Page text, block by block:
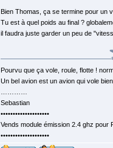
Bien Thomas, ça se termine pour un
Tu est à quel poids au final ?
il faudra juste garder un peu de
Pourvu que ça vole, roule, flotte !
Un bel avion est un avion qui vole
Sebastian
••••••••••••••••••••
Vends module émission 2.4 ghz
••••••••••••••••••••